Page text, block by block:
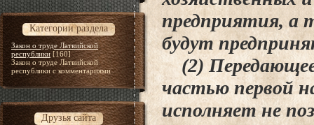
Категории раздела
Закон о труде Латвийской
республики [160]
Закон о труде Латвийской
республики с комментариями
Друзья сайта
предприятия, а
будут
(2) Передающее
частью первой
исполняет не